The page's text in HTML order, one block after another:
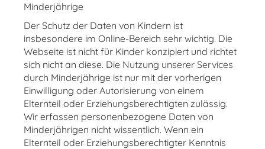
Minderjährige
Der Schutz der Daten von Kindern ist
insbesondere im Online-Bereich sehr wichtig. Die
Webseite ist nicht für Kinder konzipiert und richtet
sich nicht an diese. Die Nutzung unserer Services
durch Minderjährige ist nur mit der vorherigen
Einwilligung oder Autorisierung von einem
Elternteil oder Erziehungsberechtigten zulässig.
Wir erfassen personenbezogene Daten von
Minderjährigen nicht wissentlich. Wenn ein
Elternteil oder Erziehungsberechtigter Kenntnis